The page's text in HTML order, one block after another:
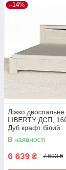
–14%
Ліжко
LIBERTY ДСП,
Дуб крафт білий
В наявності
6 639 ₴ 7 693 ₴